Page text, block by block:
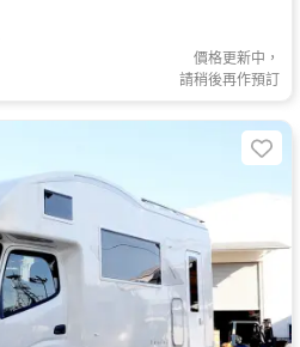
價格更新中，
請稍後再作預訂